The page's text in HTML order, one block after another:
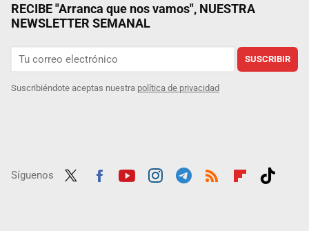
RECIBE "Arranca que nos vamos", NUESTRA
NEWSLETTER SEMANAL
SUSCRIBIR
Suscribiéndote aceptas nuestra política de privacidad
Síguenos